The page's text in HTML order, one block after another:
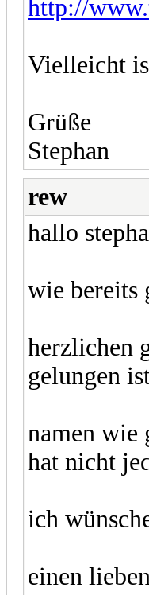
http://
Vielleicht
Grüße
Stephan
rew
hallo
wie bereits
herzlichen
gelungen
namen wie
hat nicht
ich
einen